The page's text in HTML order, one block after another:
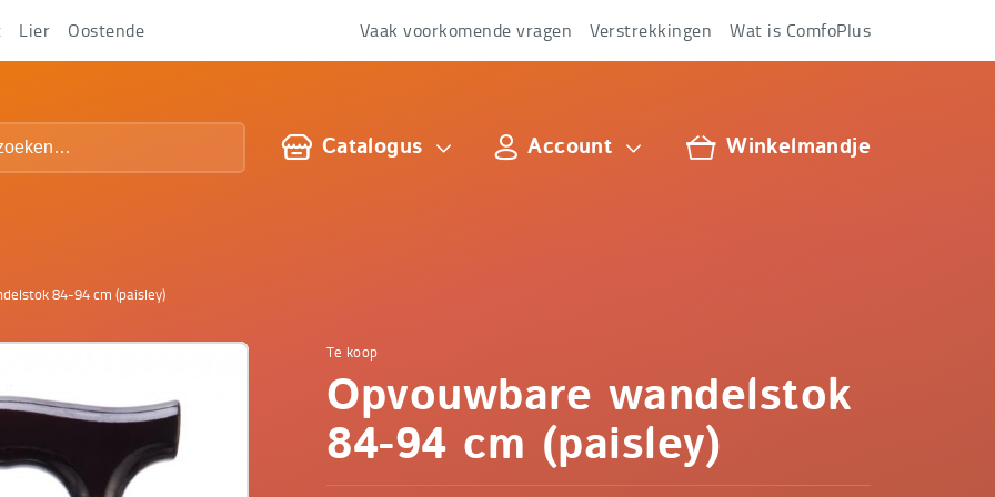
84-94 cm (paisley)
Comfoplus
-
Te koop
Opvouwbare wandelstok
84-94 cm (paisley)
Lier Oostende
Over
Vaak voorkomende vragen Verstrekkingen Wat is ComfoPlus
Catalogus Account Winkelmandje